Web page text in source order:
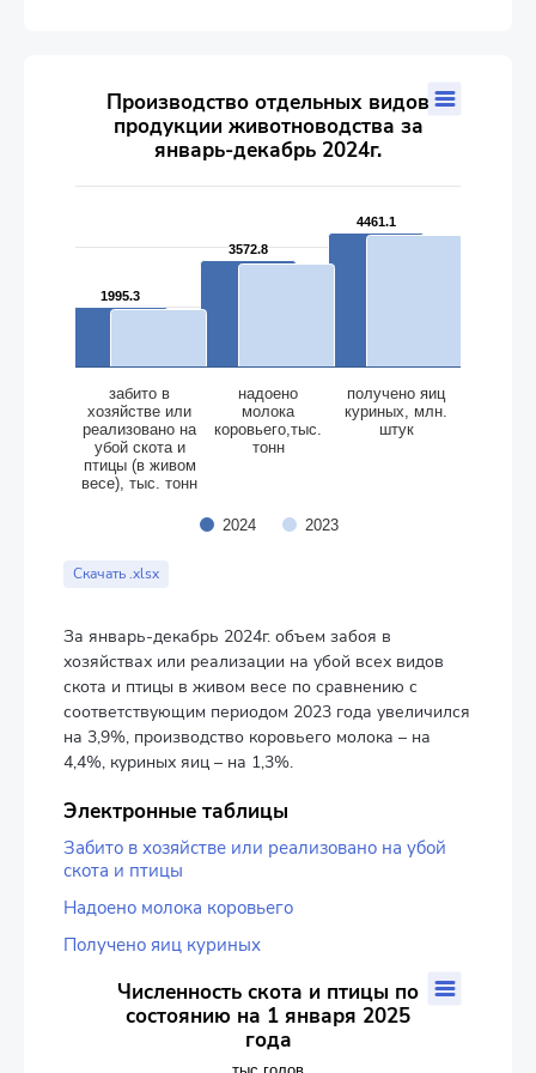
Производство отдельных видов продукции
Bar chart with 2 data series.
The chart has 1 X axis displaying categories.
Производство отдельных видов
продукции животноводства за
январь-декабрь 2024г.
1995.3
1995.3
3572.8
3572.8
4461.1
4461.1
2024 2023
забито в
хозяйстве или
реализовано на
убой скота и
птицы (в живом
весе), тыс. тонн
надоено
молока
коровьего,тыс.
тонн
получено яиц
куриных, млн.
штук
End of interactive chart.
Скачать .xlsx
За январь-декабрь 2024г. объем забоя в
хозяйствах или реализации на убой всех видов
скота и птицы в живом весе по сравнению с
соответствующим периодом 2023 года увеличился
на 3,9%, производство коровьего молока – на
4,4%, куриных яиц – на 1,3%.
Электронные таблицы
Забито в хозяйстве или реализовано на убой
скота и птицы
Надоено молока коровьего
Получено яиц куриных
Численность скота и птицы по состоянию на 1 января
Bar chart with 2 data series.
The chart has 1 X axis displaying categories.
Численность скота и птицы по
состоянию на 1 января 2025
года